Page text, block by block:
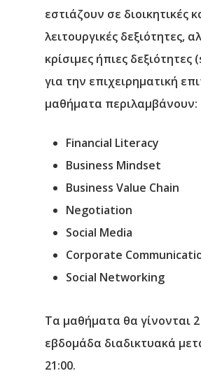
εστιάζουν σε διοικητικές
λειτουργικές δεξιότητες,
κρίσιμες ήπιες
για την επιχειρηματική
μαθήματα περιλαμβάνουν:
Financial Literacy
Business Mindset
Business Value Chain
Negotiation
Social Media
Corporate
Social Networking
Τα μαθήματα θα γίνονται
εβδομάδα διαδικτυακά
21:00.